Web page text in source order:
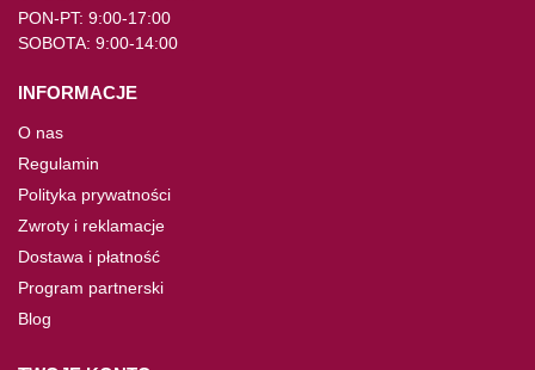
PON-PT: 9:00-17:00
SOBOTA: 9:00-14:00
INFORMACJE
O nas
Regulamin
Polityka prywatności
Zwroty i reklamacje
Dostawa i płatność
Program partnerski
Blog